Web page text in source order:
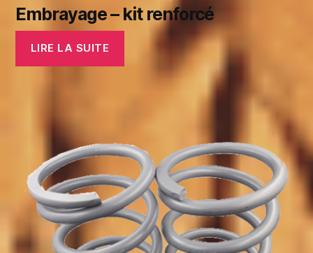
Embrayage – kit renforcé
LIRE LA SUITE